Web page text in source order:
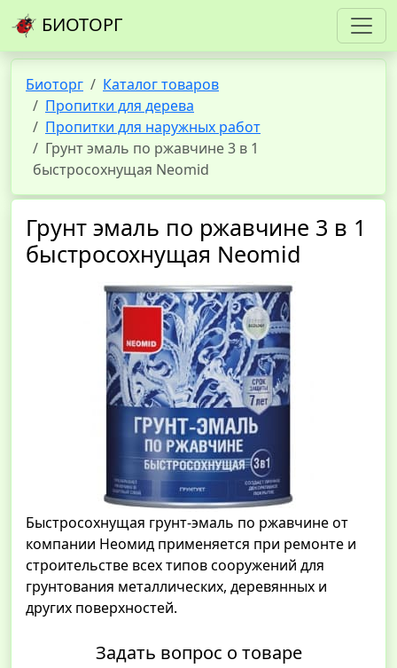
БИОТОРГ
Биоторг
Каталог товаров
Пропитки для дерева
Пропитки для наружных работ
Грунт эмаль по ржавчине 3 в 1
быстросохнущая Neomid
Грунт эмаль по ржавчине 3 в 1
быстросохнущая Neomid
Быстросохнущая грунт-эмаль по ржавчине от
компании Неомид применяется при ремонте и
строительстве всех типов сооружений для
грунтования металлических, деревянных и
других поверхностей.
Задать вопрос о товаре